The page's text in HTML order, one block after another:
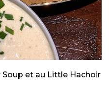
Soup et au Little Hachoir